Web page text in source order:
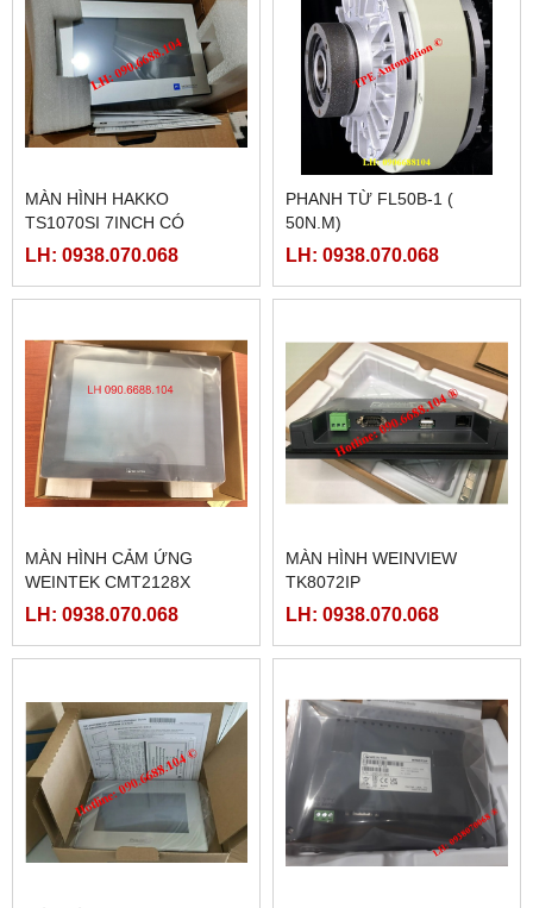
MÀN HÌNH HAKKO
TS1070SI 7INCH CÓ
ETHERNET
LH: 0938.070.068
PHANH TỪ FL50B-1 (
50N.M)
LH: 0938.070.068
MÀN HÌNH CẢM ỨNG
WEINTEK CMT2128X
LH: 0938.070.068
MÀN HÌNH WEINVIEW
TK8072IP
LH: 0938.070.068